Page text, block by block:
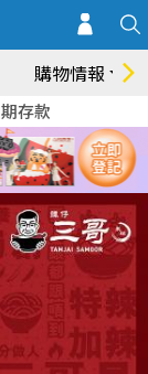
購物情報
存款